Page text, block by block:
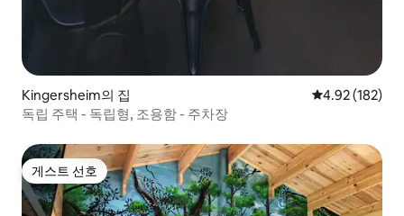
Kingersheim의 집 평점 4.92점(5
4.92 (182)
독립 주택 - 독립형, 조용함 - 주차장
게스트 선호
게스트 선호